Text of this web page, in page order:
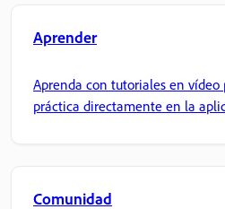
Aprender
Aprenda con tutoriales en vídeo
práctica directamente en la
Comunidad